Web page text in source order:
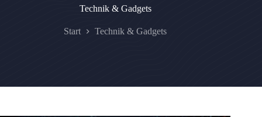
Technik & Gadgets
Start Technik & Gadgets